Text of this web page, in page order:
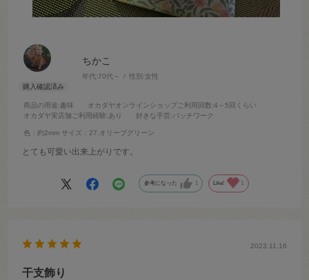
ちかこ
年代:70代～ 性別:女性
商品の用途:趣味 オカダヤオンラインショップご利用回数:4～5回くらい
オカダヤ実店舗ご利用経験:あり 好きな手芸:パッチワーク
色：約2mm サイズ：27.オリーブグリーン
とても可愛い出来上がりです。
参考になった 1 Like! 1
2023.11.16
干支飾り